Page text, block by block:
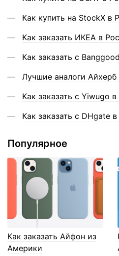
Как купить на StockX в
Как заказать ИКЕА в
Как заказать с
Лучшие аналоги
Как заказать с Yiwugo
Как заказать с DHgate
Популярное
Как заказать Айфон из
Америки